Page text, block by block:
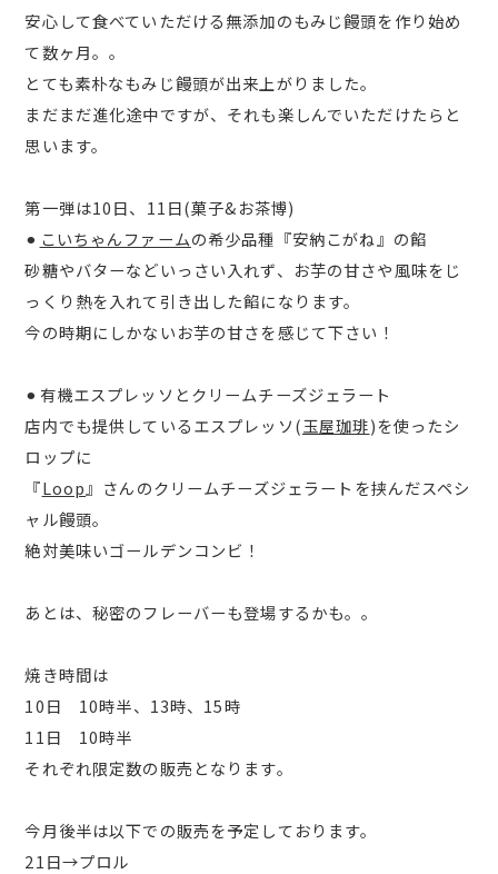
安心して食べていただける無添加のもみじ饅頭を作り始め
て数ヶ月。。
とても素朴なもみじ饅頭が出来上がりました。
まだまだ進化途中ですが、それも楽しんでいただけたらと
思います。
第一弾は10日、11日(菓子&お茶博)
⚫︎ こいちゃんファームの希少品種『安納こがね』の餡
砂糖やバターなどいっさい入れず、お芋の甘さや風味をじ
っくり熱を入れて引き出した餡になります。
今の時期にしかないお芋の甘さを感じて下さい！
⚫︎有機エスプレッソとクリームチーズジェラート
店内でも提供しているエスプレッソ(玉屋珈琲)を使ったシ
ロップに
『Loop 』さんのクリームチーズジェラートを挟んだスペシ
ャル饅頭。
絶対美味いゴールデンコンビ！
あとは、秘密のフレーバーも登場するかも。。
焼き時間は
10日 10時半、13時、15時
11日 10時半
それぞれ限定数の販売となります。
今月後半は以下での販売を予定しております。
21日→プロル